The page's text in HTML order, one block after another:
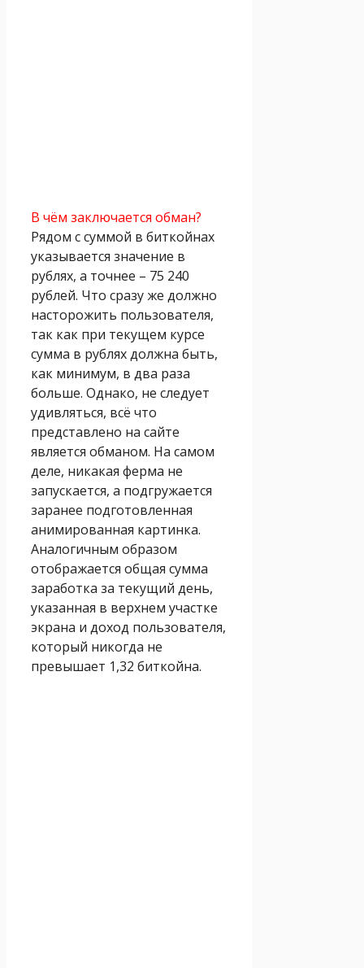
В чём заключается обман?
Рядом с суммой в биткойнах
указывается значение в
рублях, а точнее – 75 240
рублей. Что сразу же должно
насторожить пользователя,
так как при текущем курсе
сумма в рублях должна быть,
как минимум, в два раза
больше. Однако, не следует
удивляться, всё что
представлено на сайте
является обманом. На самом
деле, никакая ферма не
запускается, а подгружается
заранее подготовленная
анимированная картинка.
Аналогичным образом
отображается общая сумма
заработка за текущий день,
указанная в верхнем участке
экрана и доход пользователя,
который никогда не
превышает 1,32 биткойна.